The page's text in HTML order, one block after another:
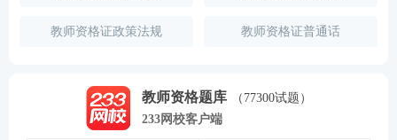
教师资格证政策法规 教师资格证普通话
教师资格题库
（77300试题）
233网校客户端